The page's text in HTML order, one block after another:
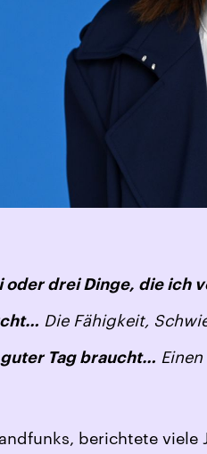
oder drei Dinge, die ich
Die Fähigkeit,
guter Tag braucht…
berichtete viele